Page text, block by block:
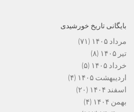
بایگانی تاریخ خورشیدی
مرداد ۱۴۰۵
(۷۱)
تیر ۱۴۰۵
(۸)
خرداد ۱۴۰۵
(۵)
اردیبهشت ۱۴۰۵
(۴)
اسفند ۱۴۰۴
(۲۰)
بهمن ۱۴۰۴
(۴)